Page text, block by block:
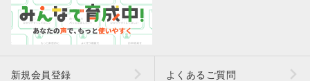
新規会員登録 よくあるご質問